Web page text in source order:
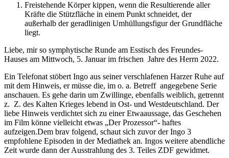
Freistehende Körper kippen, wenn die Resultierende aller
Kräfte die Stützfläche in einem Punkt schneidet, der
außerhalb der geradlinigen Umhüllungsfigur der Grundfläche
liegt.
Liebe, mir so symphytische Runde am Esstisch des Freundes-
Hauses am Mittwoch, 5. Januar im frischen Jahre des Herrn 2022.
Ein Telefonat stöbert Ingo aus seiner verschlafenen Harzer Ruhe auf
mit dem Hinweis, er müsse die, im o. a. Betreff angegebene Serie
anschauen. Es gehe darin um Zwillinge, ebenfalls weiblich, getrennt
z. Z. des Kalten Krieges lebend in Ost- und Westdeutschland. Der
liebe Hinweis verdichtet sich zu einer Etwaaussage, das Geschehen
im Film könne vielleicht etwas „Der Prozessor“- haftes
aufzeigen.Dem brav folgend, schaut sich zuvor der Ingo 3
empfohlene Episoden in der Mediathek an. Ingos weitere abendliche
Zeit wurde dann der Ausstrahlung des 3. Teiles ZDF gewidmet.